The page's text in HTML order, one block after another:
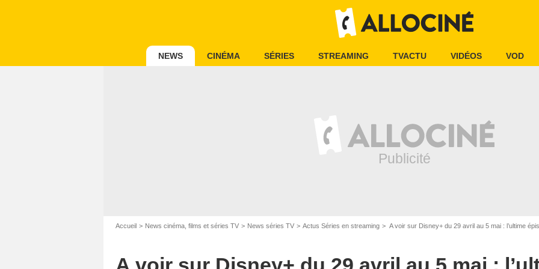
NEWS CINÉMA SÉRIES STREAMING TVACTU VIDÉOS VOD
Accueil News cinéma, films et séries TV News séries TV Actus Séries en streaming A voir sur Disney+ du 29 avril au 5 mai : l’ultime